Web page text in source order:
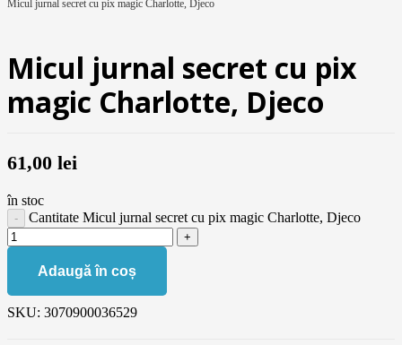
Micul jurnal secret cu pix magic Charlotte, Djeco
Micul jurnal secret cu pix
magic Charlotte, Djeco
61,00 lei
în stoc
Cantitate Micul jurnal secret cu pix magic Charlotte, Djeco
Adaugă în coș
SKU: 3070900036529